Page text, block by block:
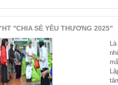
''CHIA SẺ YÊU THƯƠNG 2025"